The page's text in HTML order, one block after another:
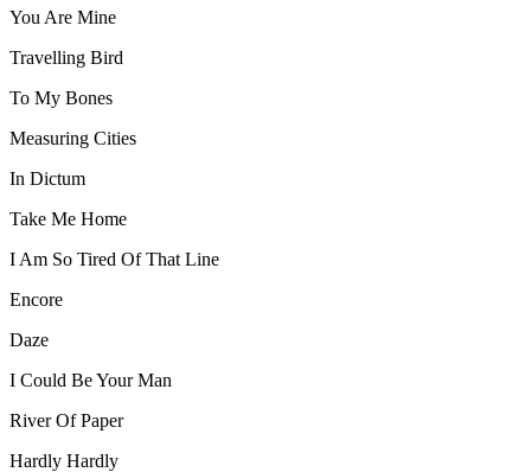
You Are Mine
Travelling Bird
To My Bones
Measuring Cities
In Dictum
Take Me Home
I Am So Tired Of That Line
Encore
Daze
I Could Be Your Man
River Of Paper
Hardly Hardly